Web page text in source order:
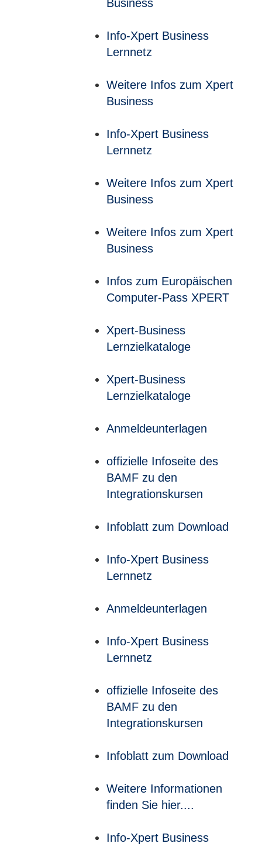
Business
Info-Xpert Business
Lernnetz
Weitere Infos zum Xpert
Business
Info-Xpert Business
Lernnetz
Weitere Infos zum Xpert
Business
Weitere Infos zum Xpert
Business
Infos zum Europäischen
Computer-Pass XPERT
Xpert-Business
Lernzielkataloge
Xpert-Business
Lernzielkataloge
Anmeldeunterlagen
offizielle Infoseite des
BAMF zu den
Integrationskursen
Infoblatt zum Download
Info-Xpert Business
Lernnetz
Anmeldeunterlagen
Info-Xpert Business
Lernnetz
offizielle Infoseite des
BAMF zu den
Integrationskursen
Infoblatt zum Download
Weitere Informationen
finden Sie hier....
Info-Xpert Business